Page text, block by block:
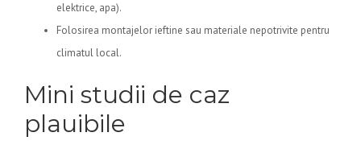
elektrice, apa).
Folosirea montajelor ieftine sau materiale nepotrivite pentru
climatul local.
Mini studii de caz
plauibile